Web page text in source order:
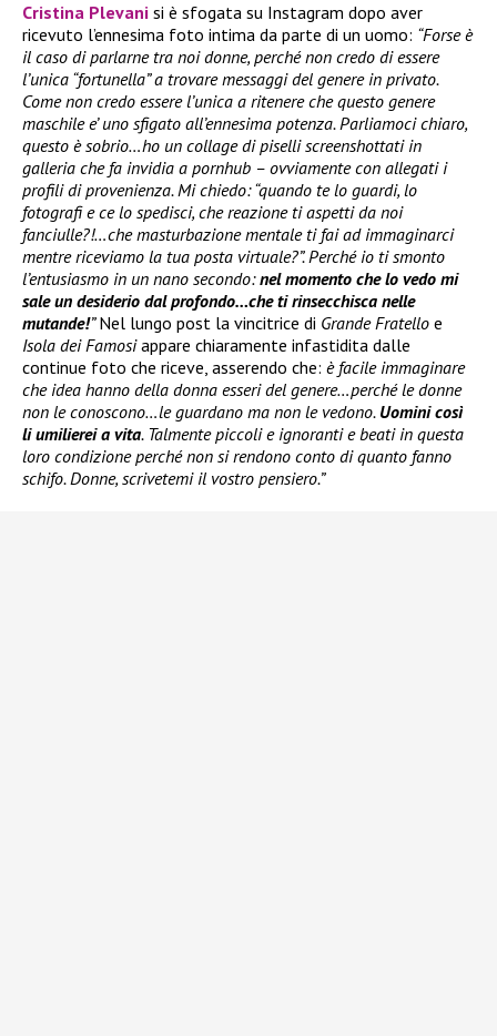
Cristina Plevani si è sfogata su Instagram dopo aver
ricevuto l’ennesima foto intima da parte di un uomo: “Forse è
il caso di parlarne tra noi donne, perché non credo di essere
l’unica “fortunella” a trovare messaggi del genere in privato.
Come non credo essere l’unica a ritenere che questo genere
maschile e’ uno sfigato all’ennesima potenza. Parliamoci chiaro,
questo è sobrio…ho un collage di piselli screenshottati in
galleria che fa invidia a pornhub – ovviamente con allegati i
profili di provenienza. Mi chiedo: “quando te lo guardi, lo
fotografi e ce lo spedisci, che reazione ti aspetti da noi
fanciulle?!…che masturbazione mentale ti fai ad immaginarci
mentre riceviamo la tua posta virtuale?”. Perché io ti smonto
l’entusiasmo in un nano secondo:nel momento che lo vedo mi
sale un desiderio dal profondo…che ti rinsecchisca nelle
mutande!”Nel lungo post la vincitrice di Grande Fratello e
Isola dei Famosiappare chiaramente infastidita dalle
continue foto che riceve, asserendo che: è facile immaginare
che idea hanno della donna esseri del genere…perché le donne
non le conoscono…le guardano ma non le vedono. Uomini così
li umilierei a vita. Talmente piccoli e ignoranti e beati in questa
loro condizione perché non si rendono conto di quanto fanno
schifo. Donne, scrivetemi il vostro pensiero.”